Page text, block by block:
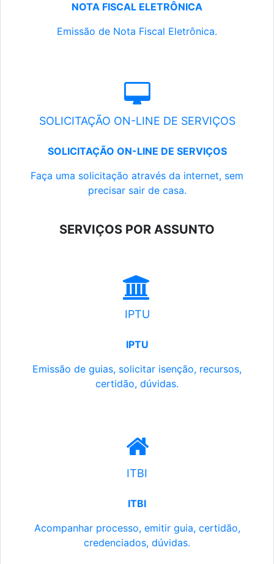
NOTA FISCAL ELETRÔNICA
Emissão de Nota Fiscal Eletrônica.
SOLICITAÇÃO ON-LINE DE SERVIÇOS
SOLICITAÇÃO ON-LINE DE SERVIÇOS
Faça uma solicitação através da internet, sem
precisar sair de casa.
SERVIÇOS POR ASSUNTO
IPTU
IPTU
Emissão de guias, solicitar isenção, recursos,
certidão, dúvidas.
ITBI
ITBI
Acompanhar processo, emitir guia, certidão,
credenciados, dúvidas.